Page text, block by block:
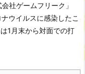
社ゲームフリーク」
ウイルスに感染したこ
1月末から対面での打